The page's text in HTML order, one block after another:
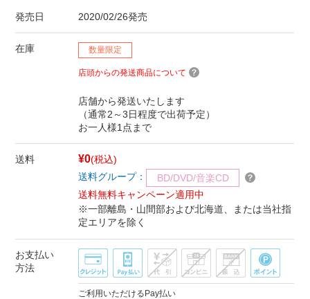
発売日 2020/02/26発売
在庫 数量限定
店頭からの発送商品について
店舗から発送いたします
（通常2～3日程度で出荷予定）
お一人様1点まで
送料 ¥0(税込)
送料グループ：
BD/DVD/音楽CD
送料無料キャンペーン適用中
※一部離島・山間部および北海道、または当社指
定エリアを除く
お支払い
方法
ご利用いただけるPay払い